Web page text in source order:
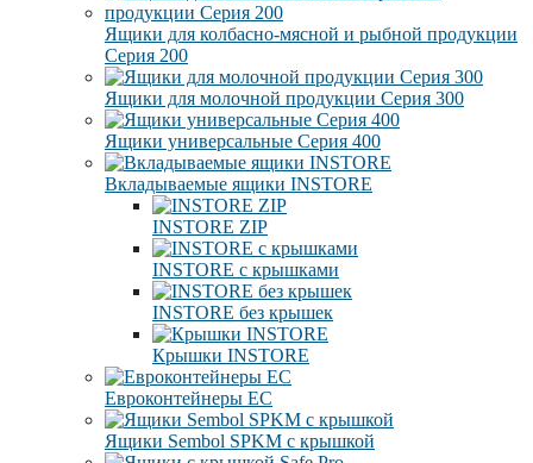
Ящики для колбасно-мясной и рыбной продукции
Серия 200
Ящики для молочной продукции Серия 300
Ящики универсальные Серия 400
Вкладываемые ящики INSTORE
INSTORE ZIP
INSTORE с крышками
INSTORE без крышек
Крышки INSTORE
Евроконтейнеры ЕC
Ящики Sembol SPKM с крышкой